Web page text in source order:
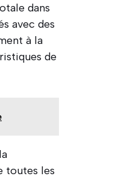
dans
avec des
à la
de
toutes les